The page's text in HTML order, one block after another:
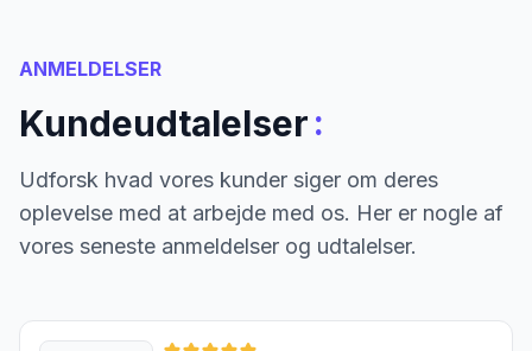
ANMELDELSER
Kundeudtalelser:
Udforsk hvad vores kunder siger om deres
oplevelse med at arbejde med os. Her er nogle af
vores seneste anmeldelser og udtalelser.